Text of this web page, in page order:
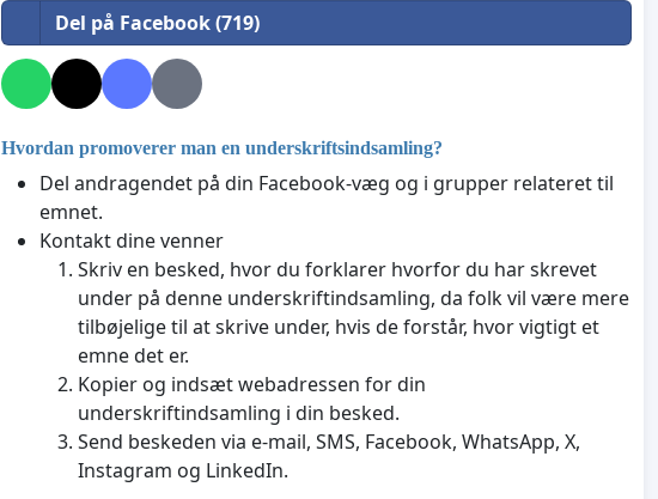
Del på Facebook (719)
Hvordan promoverer man en underskriftsindsamling?
Del andragendet på din Facebook-væg og i grupper relateret til
emnet.
Kontakt dine venner
Skriv en besked, hvor du forklarer hvorfor du har skrevet
under på denne underskriftindsamling, da folk vil være mere
tilbøjelige til at skrive under, hvis de forstår, hvor vigtigt et
emne det er.
Kopier og indsæt webadressen for din
underskriftindsamling i din besked.
Send beskeden via e-mail, SMS, Facebook, WhatsApp, X,
Instagram og LinkedIn.